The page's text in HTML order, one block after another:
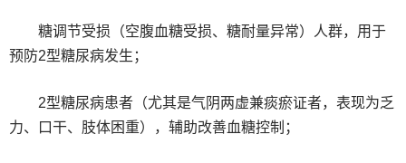
糖调节受损（空腹血糖受损、糖耐量异常）人群，用于
预防2型糖尿病发生；
2型糖尿病患者（尤其是气阴两虚兼痰瘀证者，表现为乏
力、口干、肢体困重），辅助改善血糖控制；